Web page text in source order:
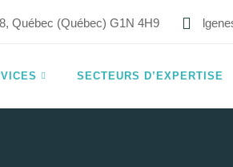
Québec (Québec) G1N 4H9
SECTEURS D’EXPERTISE